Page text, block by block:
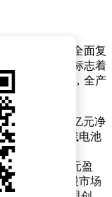
2025年迎来全面复
双大幅增长，标志着
上游资源开发，全产
市场预期。
元营收和722亿元净
史新高。二线电池
净利润暴增
损实现6.23亿元盈
149.6%。A股市场